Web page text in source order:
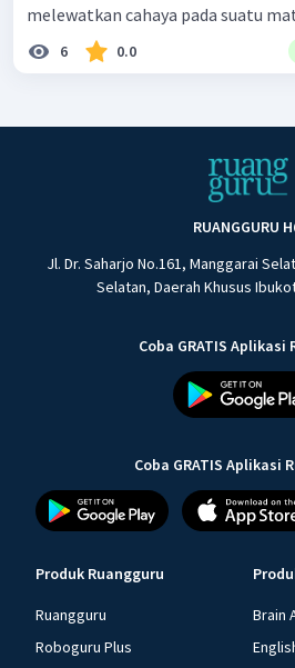
melewatkan cahaya pada suatu
6 0.0
RUANGGURU
Jl. Dr. Saharjo No.161, Manggarai
Selatan, Daerah Khusus
Coba GRATIS Aplikasi
Coba GRATIS Aplikasi
Produk Ruangguru
Ruangguru
Roboguru Plus
Brain